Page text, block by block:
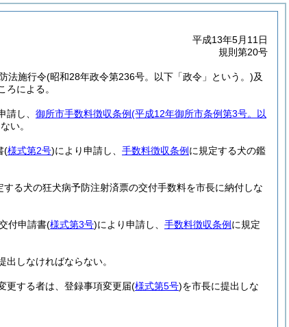
平成13年5月11日
規則第20号
法施行令(昭和28年政令第236号。以下「政令」という。)及
による。
請し、 御所市手数料徴収条例(平成12年御所市条例第3号。以
い。
(様式第2号)により申請し、 手数料徴収条例 に規定する犬の鑑
する犬の狂犬病予防注射済票の交付手数料を市長に納付しな
付申請書(様式第3号)により申請し、 手数料徴収条例 に規定
出しなければならない。
更する者は、登録事項変更届(様式第5号)を市長に提出しな